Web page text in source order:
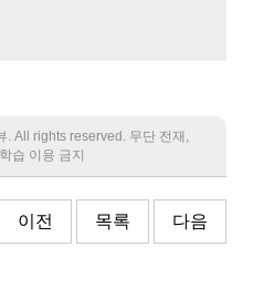
All rights reserved. 무단 전재,
습 이용 금지
이전 목록 다음